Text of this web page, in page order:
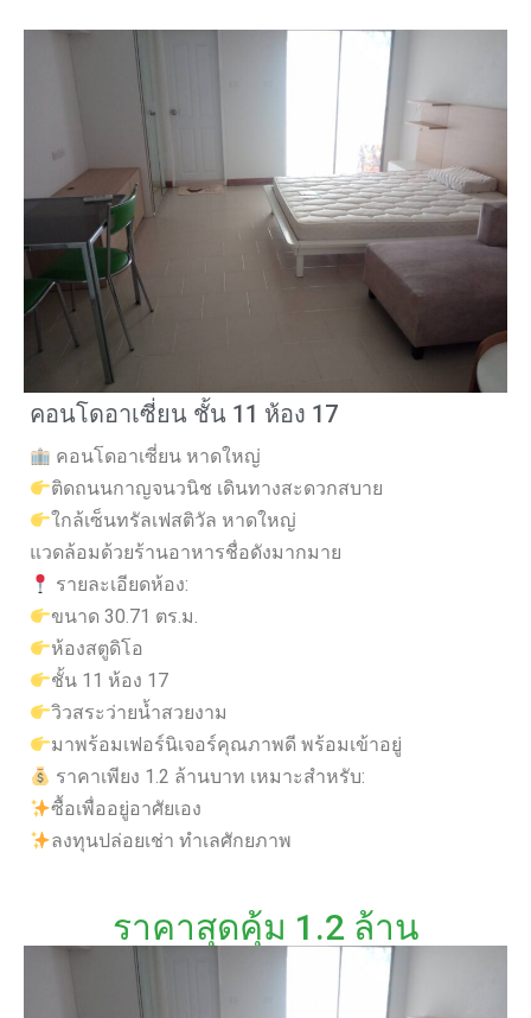
คอนโดอาเซี่ยน ชั้น 11 ห้อง 17
คอนโดอาเซี่ยน หาดใหญ่
ติดถนนกาญจนวนิช เดินทางสะดวกสบาย
ใกล้เซ็นทรัลเฟสติวัล หาดใหญ่
แวดล้อมด้วยร้านอาหารชื่อดังมากมาย
รายละเอียดห้อง:
ขนาด 30.71 ตร.ม.
ห้องสตูดิโอ
ชั้น 11 ห้อง 17
วิวสระว่ายน้ำสวยงาม
มาพร้อมเฟอร์นิเจอร์คุณภาพดี พร้อมเข้าอยู่
ราคาเพียง 1.2 ล้านบาท เหมาะสำหรับ:
ซื้อเพื่ออยู่อาศัยเอง
ลงทุนปล่อยเช่า ทำเลศักยภาพ
ราคาสุดคุ้ม 1.2 ล้าน